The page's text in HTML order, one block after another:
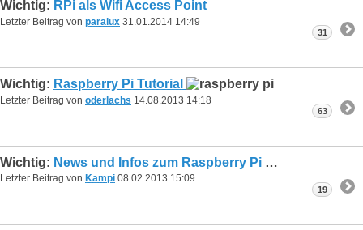
Wichtig: RPi als Wifi Access Point
Letzter Beitrag von paralux 31.01.2014 14:49
31
Wichtig: Raspberry Pi Tutorial
Letzter Beitrag von oderlachs 14.08.2013 14:18
63
Wichtig: News und Infos zum Raspberry Pi
Letzter Beitrag von Kampi 08.02.2013 15:09
19